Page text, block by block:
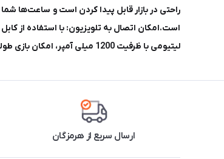
لیتیومی با ظرفیت 1200 میلی آمپر، امکان بازی طولانی‌مدت را فراهم می‌کند.
ارسال سریع از هرمزگان